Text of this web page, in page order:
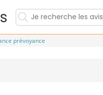
prévoyance